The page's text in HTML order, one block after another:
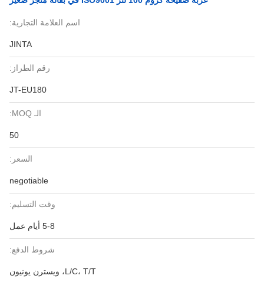
اسم العلامة التجارية:
JINTA
رقم الطراز:
JT-EU180
الـ MOQ:
50
السعر:
negotiable
وقت التسليم:
5-8 أيام عمل
شروط الدفع:
L/C، T/T، ويسترن يونيون